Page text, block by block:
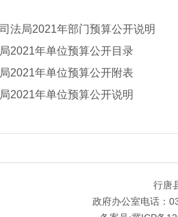
法局2021年部门预算公开说明
2021年单位预算公开目录
2021年单位预算公开附表
2021年单位预算公开说明